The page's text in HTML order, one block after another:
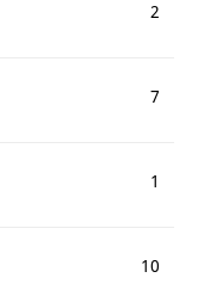
2
7
1
10